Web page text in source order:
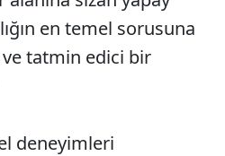
en temel sorusuna
ve tatmin edici bir
deneyimleri